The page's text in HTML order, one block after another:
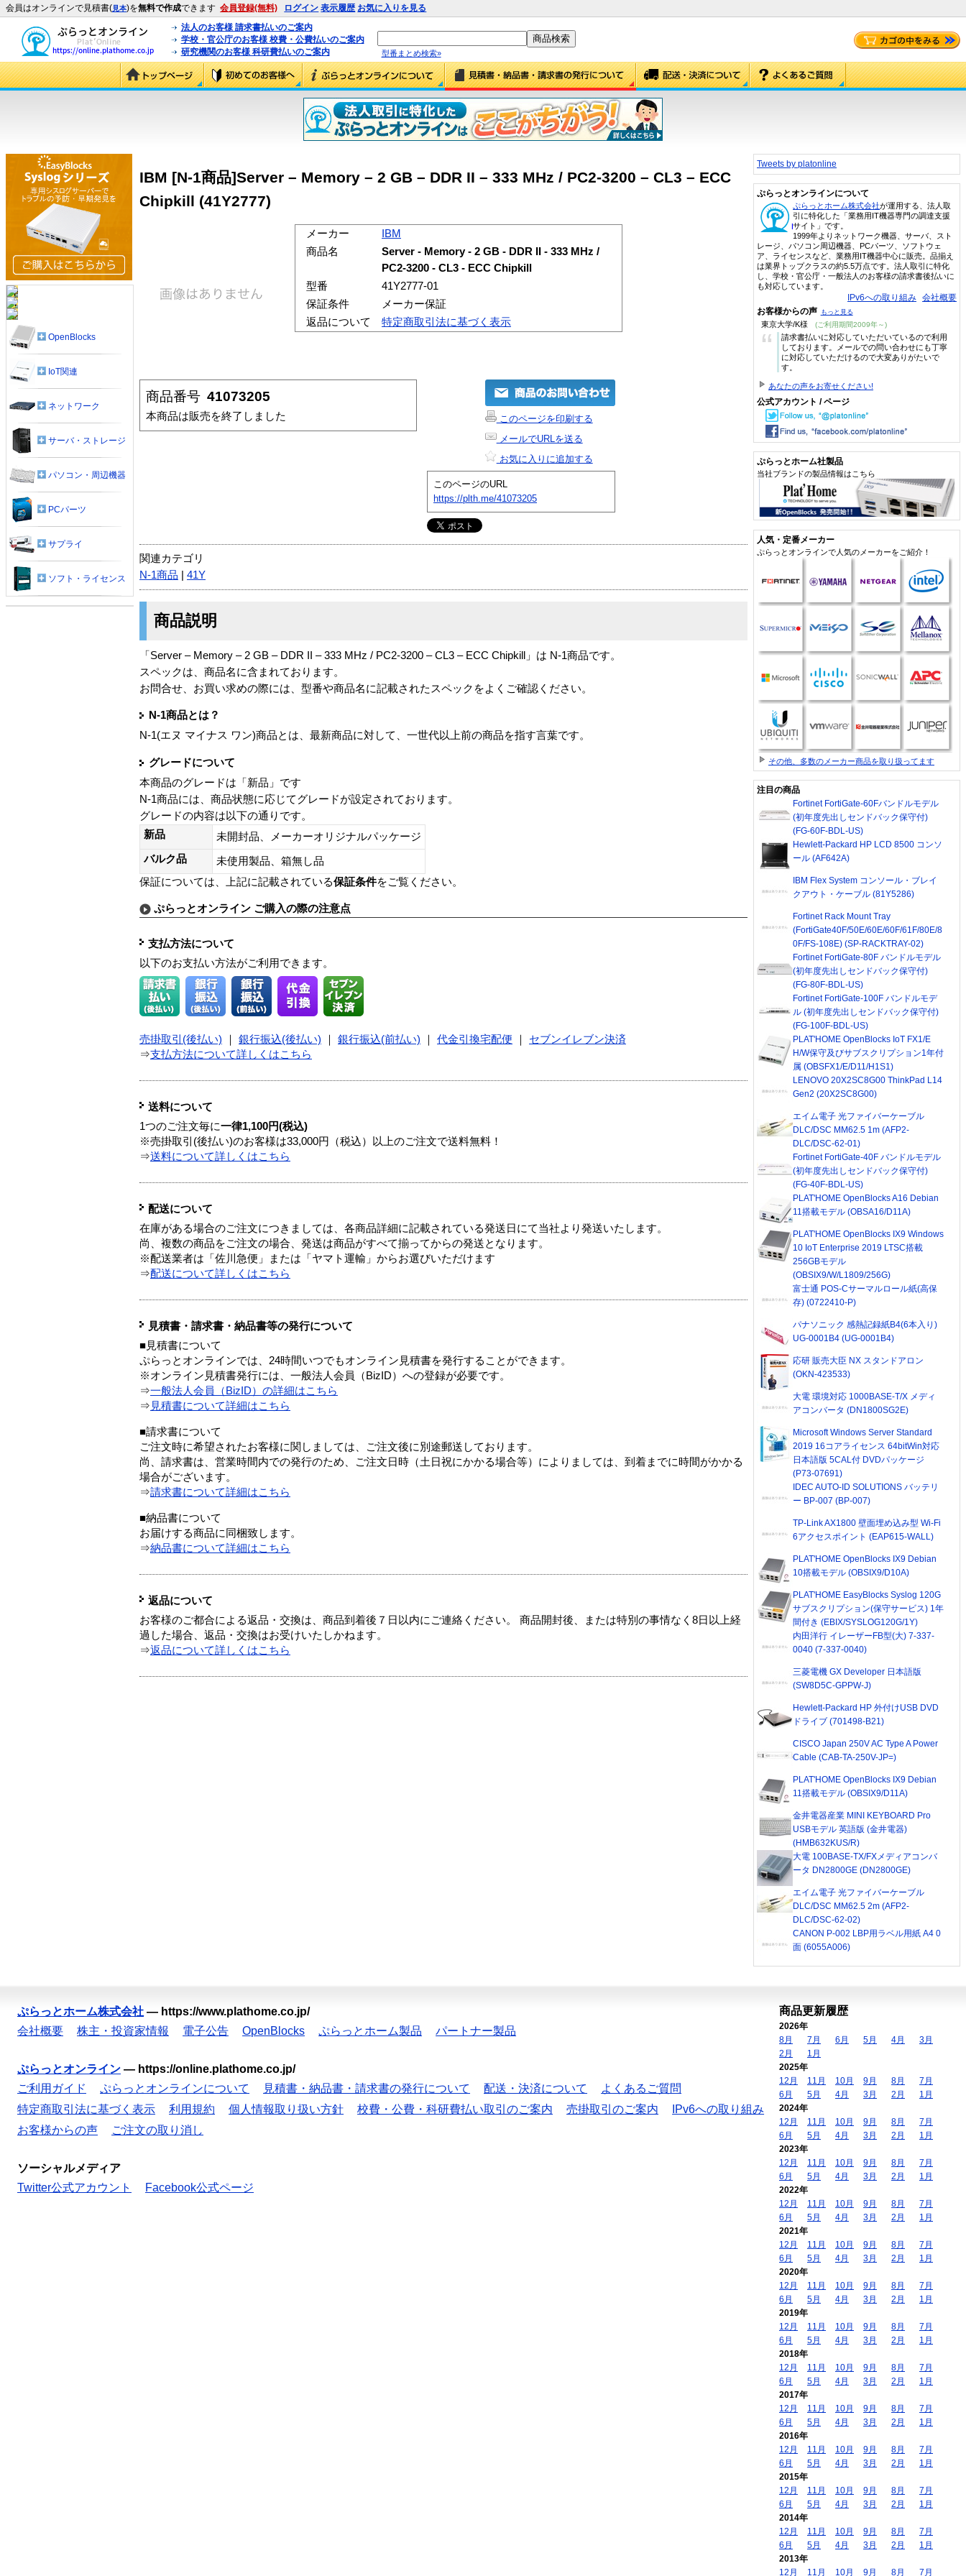
会員はオンラインで見積書(見本)を無料で作成できます 会員登録(無料) ログイン 表示履歴 お気に入りを見る
法人のお客様 請求書払いのご案内
学校・官公庁のお客様 校費・公費払いのご案内
研究機関のお客様 科研費払いのご案内
型番まとめ検索»
IBM [N-1商品]Server – Memory – 2 GB – DDR II – 333 MHz / PC2-3200 – CL3 – ECC
Chipkill (41Y2777)
メーカー
IBM
商品名
Server - Memory - 2 GB - DDR II - 333 MHz /
PC2-3200 - CL3 - ECC Chipkill
型番
41Y2777-01
保証条件
メーカー保証
返品について
特定商取引法に基づく表示
商品番号 41073205
本商品は販売を終了しました
このページを印刷する
メールでURLを送る
お気に入りに追加する
このページのURL
https://plth.me/41073205
関連カテゴリ
N-1商品
41Y
商品説明
「Server – Memory – 2 GB – DDR II – 333 MHz / PC2-3200 – CL3 – ECC Chipkill」は N-1商品です。
スペックは、商品名に含まれております。
お問合せ、お買い求めの際には、型番や商品名に記載されたスペックをよくご確認ください。
N-1商品とは？
N-1(エヌ マイナス ワン)商品とは、最新商品に対して、一世代以上前の商品を指す言葉です。
グレードについて
本商品のグレードは「新品」です
N-1商品には、商品状態に応じてグレードが設定されております。
グレードの内容は以下の通りです。
新品
未開封品、メーカーオリジナルパッケージ
バルク品
未使用製品、箱無し品
保証については、上記に記載されている保証条件をご覧ください。
ぷらっとオンライン ご購入の際の注意点
支払方法について
以下のお支払い方法がご利用できます。
売掛取引(後払い) 銀行振込(後払い) 銀行振込(前払い) 代金引換宅配便
セブンイレブン決済
⇒支払方法について詳しくはこちら
送料について
1つのご注文毎に一律1,100円(税込)
※売掛取引(後払い)のお客様は33,000円（税込）以上のご注文で送料無料！
⇒送料について詳しくはこちら
配送について
在庫がある場合のご注文につきましては、各商品詳細に記載されている発送日にて当社より発送いたします。
尚、複数の商品をご注文の場合、発送は商品がすべて揃ってからの発送となります。
※配送業者は「佐川急便」または「ヤマト運輸」からお選びいただけます
⇒配送について詳しくはこちら
見積書・請求書・納品書等の発行について
■見積書について
ぷらっとオンラインでは、24時間いつでもオンライン見積書を発行することができます。
※オンライン見積書発行には、一般法人会員（BizID）への登録が必要です。
⇒一般法人会員（BizID）の詳細はこちら
⇒ 見積書について詳細はこちら
■請求書について
ご注文時に希望されたお客様に関しましては、ご注文後に別途郵送しております。
尚、請求書は、営業時間内での発行のため、ご注文日時（土日祝にかかる場合等）によりましては、到着までに時間がかかる
場合がございます。
⇒請求書について詳細はこちら
■納品書について
お届けする商品に同梱致します。
⇒納品書について詳細はこちら
返品について
お客様のご都合による返品・交換は、商品到着後７日以内にご連絡ください。 商品開封後、または特別の事情なく8日以上経
過した場合、返品・交換はお受けいたしかねます。
⇒返品について詳しくはこちら
OpenBlocks
IoT関連
ネットワーク
サーバ・ストレージ
パソコン・周辺機器
PCパーツ
サプライ
ソフト・ライセンス
Tweets by platonline
ぷらっとオンラインについて
ぷらっとホーム株式会社が運用する、法人取
引に特化した「業務用IT機器専門の調達支援
サイト」です。
1999年よりネットワーク機器、サーバ、スト
レージ、パソコン周辺機器、PCパーツ、ソフトウェ
ア、ライセンスなど、業務用IT機器中心に販売。品揃え
は業界トップクラスの約5.5万点です。法人取引に特化
し、学校・官公庁・一般法人のお客様の請求書後払いに
も対応しています。
IPv6への取り組み 会社概要
お客様からの声 もっと見る
東京大学/K様 (ご利用期間2009年～)
“
請求書払いに対応していただいているので利用
しております。メールでの問い合わせにも丁寧
に対応していただけるので大変ありがたいで
す。
あなたの声をお寄せください!
公式アカウント / ページ
ぷらっとホーム社製品
当社ブランドの製品情報はこちら
人気・定番メーカー
ぷらっとオンラインで人気のメーカーをご紹介！
その他、多数のメーカー商品を取り扱ってます
注目の商品
Fortinet FortiGate-60Fバンドルモデル
(初年度先出しセンドバック保守付)
(FG-60F-BDL-US)
Hewlett-Packard HP LCD 8500 コンソ
ール (AF642A)
IBM Flex System コンソール・ブレイ
クアウト・ケーブル (81Y5286)
Fortinet Rack Mount Tray
(FortiGate40F/50E/60E/60F/61F/80E/8
0F/FS-108E) (SP-RACKTRAY-02)
Fortinet FortiGate-80F バンドルモデル
(初年度先出しセンドバック保守付)
(FG-80F-BDL-US)
Fortinet FortiGate-100F バンドルモデ
ル (初年度先出しセンドバック保守付)
(FG-100F-BDL-US)
PLAT'HOME OpenBlocks IoT FX1/E
H/W保守及びサブスクリプション1年付
属 (OBSFX1/E/D11/H1S1)
LENOVO 20X2SC8G00 ThinkPad L14
Gen2 (20X2SC8G00)
エイム電子 光ファイバーケーブル
DLC/DSC MM62.5 1m (AFP2-
DLC/DSC-62-01)
Fortinet FortiGate-40F バンドルモデル
(初年度先出しセンドバック保守付)
(FG-40F-BDL-US)
PLAT'HOME OpenBlocks A16 Debian
11搭載モデル (OBSA16/D11A)
PLAT'HOME OpenBlocks IX9 Windows
10 IoT Enterprise 2019 LTSC搭載
256GBモデル
(OBSIX9/W/L1809/256G)
富士通 POS-Cサーマルロール紙(高保
存) (0722410-P)
パナソニック 感熱記録紙B4(6本入り)
UG-0001B4 (UG-0001B4)
応研 販売大臣 NX スタンドアロン
(OKN-423533)
大電 環境対応 1000BASE-T/X メディ
アコンバータ (DN1800SG2E)
Microsoft Windows Server Standard
2019 16コアライセンス 64bitWin対応
日本語版 5CAL付 DVDパッケージ
(P73-07691)
IDEC AUTO-ID SOLUTIONS バッテリ
ー BP-007 (BP-007)
TP-Link AX1800 壁面埋め込み型 Wi-Fi
6アクセスポイント (EAP615-WALL)
PLAT'HOME OpenBlocks IX9 Debian
10搭載モデル (OBSIX9/D10A)
PLAT'HOME EasyBlocks Syslog 120G
サブスクリプション(保守サービス) 1年
間付き (EBIX/SYSLOG120G/1Y)
内田洋行 イレーザーFB型(大) 7-337-
0040 (7-337-0040)
三菱電機 GX Developer 日本語版
(SW8D5C-GPPW-J)
Hewlett-Packard HP 外付けUSB DVD
ドライブ (701498-B21)
CISCO Japan 250V AC Type A Power
Cable (CAB-TA-250V-JP=)
PLAT'HOME OpenBlocks IX9 Debian
11搭載モデル (OBSIX9/D11A)
金井電器産業 MINI KEYBOARD Pro
USBモデル 英語版 (金井電器)
(HMB632KUS/R)
大電 100BASE-TX/FXメディアコンバ
ータ DN2800GE (DN2800GE)
エイム電子 光ファイバーケーブル
DLC/DSC MM62.5 2m (AFP2-
DLC/DSC-62-02)
CANON P-002 LBP用ラベル用紙 A4 0
面 (6055A006)
ぷらっとホーム株式会社 — https://www.plathome.co.jp/
会社概要
株主・投資家情報 電子公告 OpenBlocks ぷらっとホーム製品 パートナー製品
ぷらっとオンライン — https://online.plathome.co.jp/
ご利用ガイド
ぷらっとオンラインについて 見積書・納品書・請求書の発行について 配送・決済について
よくあるご質問
特定商取引法に基づく表示
利用規約 個人情報取り扱い方針 校費・公費・科研費払い取引のご案内 売掛取引のご案内
IPv6への取り組み
お客様からの声
ご注文の取り消し
ソーシャルメディア
Twitter公式アカウント
Facebook公式ページ
商品更新履歴
2026年
8月
7月 6月 5月 4月
3月
2月
1月
2025年
12月
11月 10月 9月 8月
7月
6月
5月 4月 3月 2月
1月
2024年
12月
11月 10月 9月 8月
7月
6月
5月 4月 3月 2月
1月
2023年
12月
11月 10月 9月 8月
7月
6月
5月 4月 3月 2月
1月
2022年
12月
11月 10月 9月 8月
7月
6月
5月 4月 3月 2月
1月
2021年
12月
11月 10月 9月 8月
7月
6月
5月 4月 3月 2月
1月
2020年
12月
11月 10月 9月 8月
7月
6月
5月 4月 3月 2月
1月
2019年
12月
11月 10月 9月 8月
7月
6月
5月 4月 3月 2月
1月
2018年
12月
11月 10月 9月 8月
7月
6月
5月 4月 3月 2月
1月
2017年
12月
11月 10月 9月 8月
7月
6月
5月 4月 3月 2月
1月
2016年
12月
11月 10月 9月 8月
7月
6月
5月 4月 3月 2月
1月
2015年
12月
11月 10月 9月 8月
7月
6月
5月 4月 3月 2月
1月
2014年
12月
11月 10月 9月 8月
7月
6月
5月 4月 3月 2月
1月
2013年
12月
11月 10月 9月 8月 7月